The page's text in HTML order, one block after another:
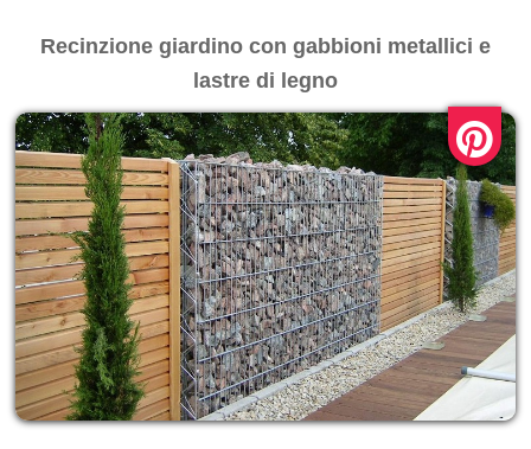
Recinzione giardino con gabbioni metallici e
lastre di legno